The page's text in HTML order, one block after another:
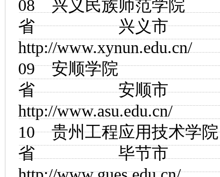
08兴义民族师范学院
省 兴义
http://www.xynun.edu.cn/
09安顺学院
省 安顺
http://www.asu.edu.cn/
10贵州工程应用技术学院
省 毕节